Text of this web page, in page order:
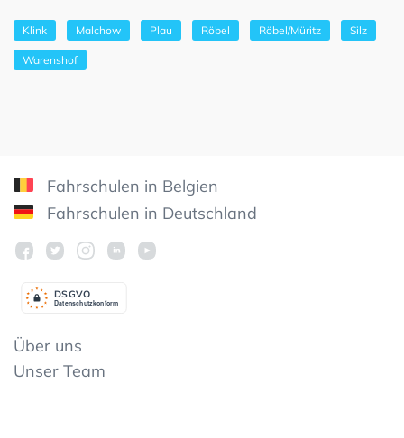
Klink Malchow Plau Röbel Röbel/Müritz Silz
Warenshof
Fahrschulen in Belgien
Fahrschulen in Deutschland
Datenschutzkonform
DSGVO
Über uns
Unser Team